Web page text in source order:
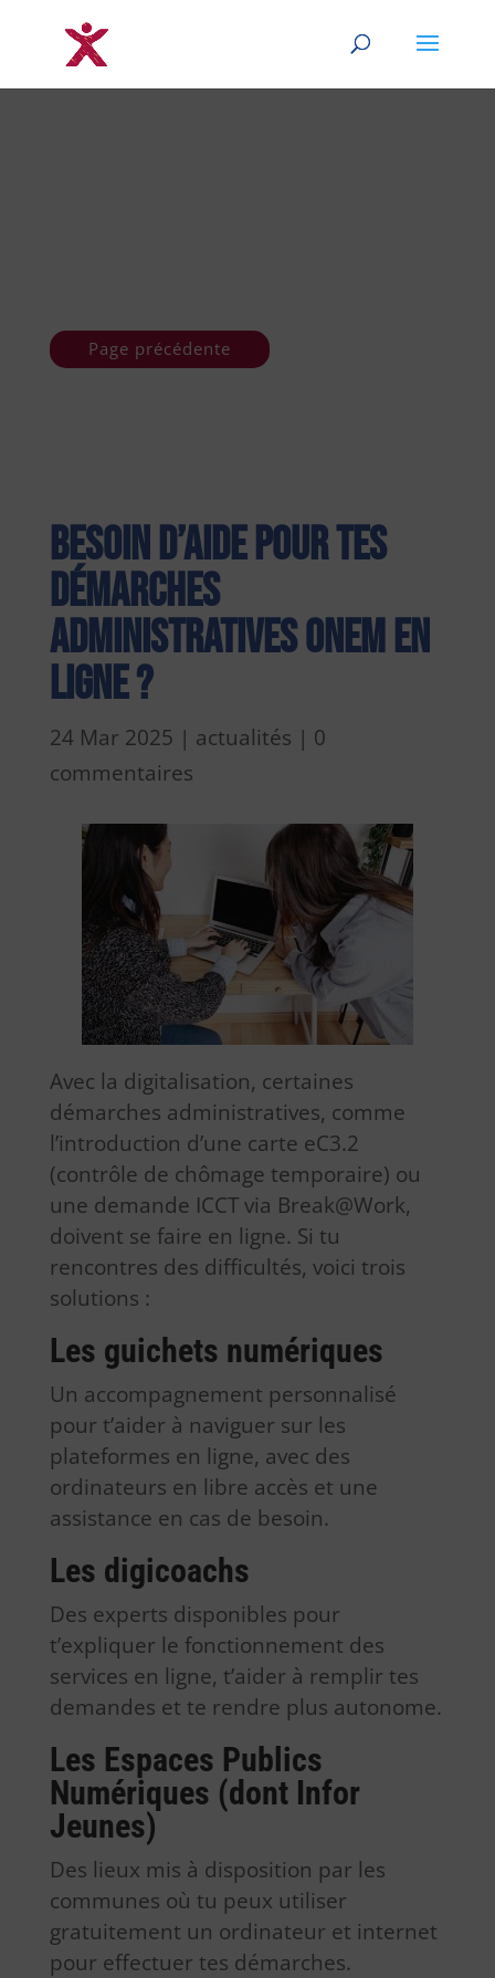
Page précédente
Besoin d’aide pour tes
démarches
administratives ONEM en
ligne ?
24 Mar 2025 | actualités | 0
commentaires
Avec la digitalisation, certaines
démarches administratives, comme
l’introduction d’une carte eC3.2
(contrôle de chômage temporaire) ou
une demande ICCT via Break@Work,
doivent se faire en ligne. Si tu
rencontres des difficultés, voici trois
solutions :
Les guichets numériques
Un accompagnement personnalisé
pour t’aider à naviguer sur les
plateformes en ligne, avec des
ordinateurs en libre accès et une
assistance en cas de besoin.
Les digicoachs
Des experts disponibles pour
t’expliquer le fonctionnement des
services en ligne, t’aider à remplir tes
demandes et te rendre plus autonome.
Les Espaces Publics
Numériques (dont Infor
Jeunes)
Des lieux mis à disposition par les
communes où tu peux utiliser
gratuitement un ordinateur et internet
pour effectuer tes démarches.